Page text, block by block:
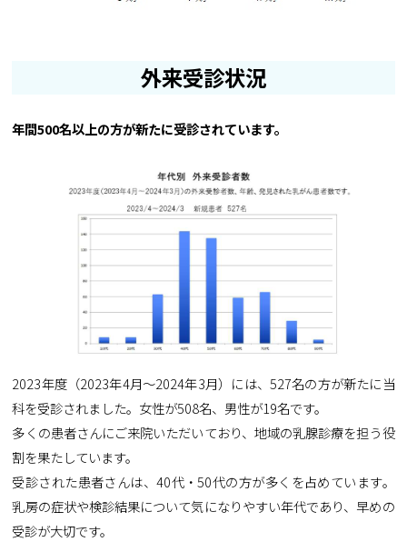
外来受診状況
年間500名以上の方が新たに受診されています。
2023年度（2023年4月〜2024年3月）には、527名の方が新たに当
科を受診されました。女性が508名、男性が19名です。
多くの患者さんにご来院いただいており、地域の乳腺診療を担う役
割を果たしています。
受診された患者さんは、40代・50代の方が多くを占めています。
乳房の症状や検診結果について気になりやすい年代であり、早めの
受診が大切です。